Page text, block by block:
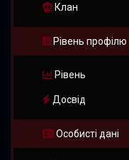
Клан
Рівень профілю
Рівень
Досвід
Особисті дані